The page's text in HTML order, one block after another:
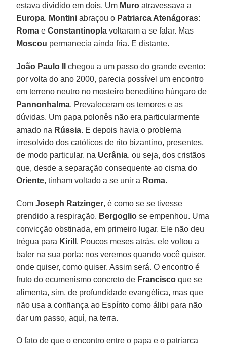
estava dividido em dois. Um Muro atravessava a
Europa. Montini abraçou o Patriarca Atenágoras:
Roma eConstantinopla voltaram a se falar. Mas
Moscou permanecia ainda fria. E distante.
João Paulo II
chegou a um passo do grande evento:
por volta do ano 2000, parecia possível um encontro
em terreno neutro no mosteiro beneditino húngaro de
Pannonhalma. Prevaleceram os temores e as
dúvidas. Um papa polonês não era particularmente
amado na Rússia. E depois havia o problema
irresolvido dos católicos de rito bizantino, presentes,
de modo particular, na Ucrânia, ou seja, dos cristãos
que, desde a separação consequente ao cisma do
Oriente, tinham voltado a se unir a Roma.
ComJoseph Ratzinger, é como se se tivesse
prendido a respiração. Bergoglio se empenhou. Uma
convicção obstinada, em primeiro lugar. Ele não deu
trégua para Kirill . Poucos meses atrás, ele voltou a
bater na sua porta: nos veremos quando você quiser,
onde quiser, como quiser. Assim será. O encontro é
fruto do ecumenismo concreto de Francisco que se
alimenta, sim, de profundidade evangélica, mas que
não usa a confiança ao Espírito como álibi para não
dar um passo, aqui, na terra.
O fato de que o encontro entre o papa e o patriarca